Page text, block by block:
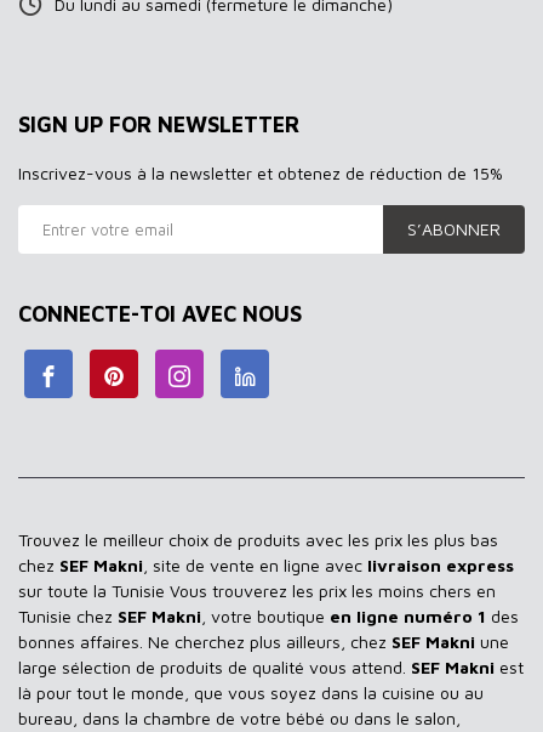
Du lundi au samedi (fermeture le dimanche)
SIGN UP FOR NEWSLETTER
Inscrivez-vous à la newsletter et obtenez de réduction de 15%
S’ABONNER
CONNECTE-TOI AVEC NOUS
Trouvez le meilleur choix de produits avec les prix les plus bas
chez SEF Makni , site de vente en ligne avec livraison express
sur toute la Tunisie Vous trouverez les prix les moins chers en
Tunisie chez SEF Makni , votre boutique en ligne numéro 1 des
bonnes affaires. Ne cherchez plus ailleurs, chez SEF Makni une
large sélection de produits de qualité vous attend. SEF Makni est
là pour tout le monde, que vous soyez dans la cuisine ou au
bureau, dans la chambre de votre bébé ou dans le salon,